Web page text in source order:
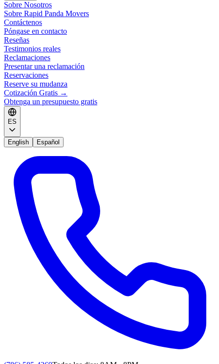
Sobre Nosotros
Sobre Rapid Panda Movers
Contáctenos
Póngase en contacto
Reseñas
Testimonios reales
Reclamaciones
Presentar una reclamación
Reservaciones
Reserve su mudanza
Cotización Gratis →
Obtenga un presupuesto gratis
ES
English Español